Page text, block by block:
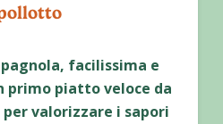
facilissima e
primo piatto veloce da
valorizzare i sapori